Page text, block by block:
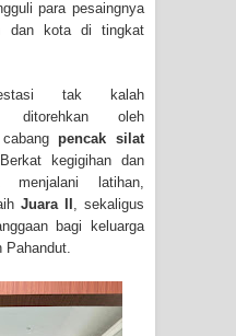
para pesaingnya
dan kota di tingkat
tak kalah
ditorehkan oleh
pencak silat
kegigihan dan
menjalani latihan,
Juara II , sekaligus
bagi keluarga
Pahandut.